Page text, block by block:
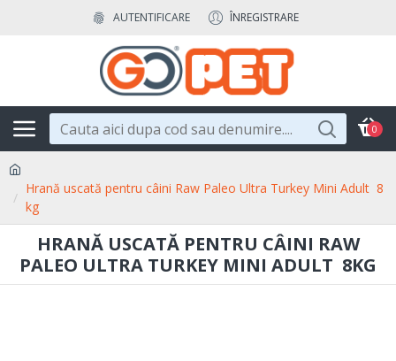
AUTENTIFICARE ÎNREGISTRARE
0
Hrană uscată pentru câini Raw Paleo Ultra Turkey Mini Adult 8
kg
HRANĂ USCATĂ PENTRU CÂINI RAW
PALEO ULTRA TURKEY MINI ADULT 8KG